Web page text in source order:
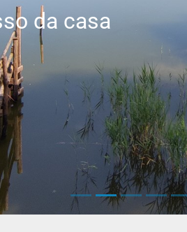
da casa